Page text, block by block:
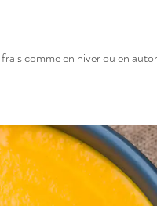
comme en hiver ou en